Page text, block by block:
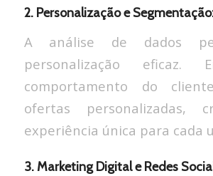
2. Personalização e
A análise de dados
personalização eficaz.
comportamento do
ofertas personalizadas,
experiência única para cada
3. Marketing Digital e Redes